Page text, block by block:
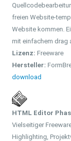
freien Website-
Website kommen.
mit einfachem drag
Lizenz: Freeware
Hersteller:
download
HTML Editor
Vielseitiger
Highlighting,